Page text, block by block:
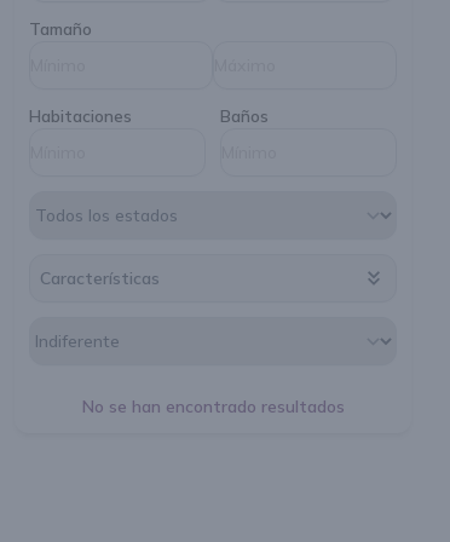
Tamaño
Habitaciones Baños
Características
No se han encontrado resultados